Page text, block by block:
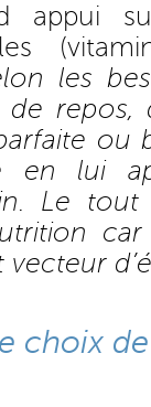
appui
les
repos,
ou
en lui
Le tout
car
choix